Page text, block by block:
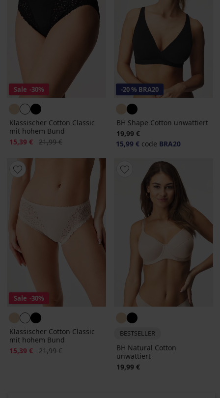
Sale -30%
Klassischer Cotton Classic
mit hohem Bund
Rabatt
15,39 € Alter Preis
21,99 €
-20 % BRA20
BH Shape Cotton unwattiert
19,99 €
15,99 € code BRA20
Sale -30%
Klassischer Cotton Classic
mit hohem Bund
Rabatt
15,39 € Alter Preis
21,99 €
BESTSELLER
BH Natural Cotton
unwattiert
19,99 €